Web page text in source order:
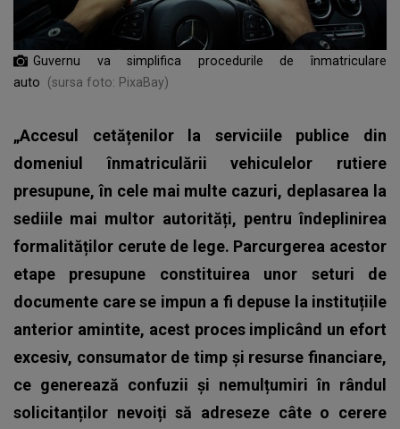
Guvernu va simplifica procedurile de înmatriculare
auto
(sursa foto: PixaBay)
„Accesul cetățenilor la serviciile publice din
domeniul înmatriculării vehiculelor rutiere
presupune, în cele mai multe cazuri, deplasarea la
sediile mai multor autorități, pentru îndeplinirea
formalităților cerute de lege. Parcurgerea acestor
etape presupune constituirea unor seturi de
documente care se impun a fi depuse la instituțiile
anterior amintite, acest proces implicând un efort
excesiv, consumator de timp și resurse financiare,
ce generează confuzii și nemulțumiri în rândul
solicitanților nevoiți să adreseze câte o cerere